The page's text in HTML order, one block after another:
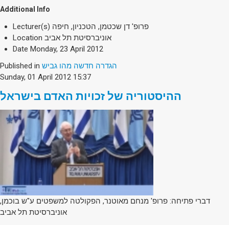
Additional Info
Lecturer(s) פרופ' דן שכטמן, הטכניון, חיפה
Location אוניברסיטת תל אביב
Date Monday, 23 April 2012
Published in הגדרה חדשה מהו גביש
Sunday, 01 April 2012 15:37
ההיסטוריה של זכויות האדם בישראל
דברי פתיחה: פרופ' מנחם מאוטנר, הפקולטה למשפטים ע"ש בוכמן,
אוניברסיטת תל אביב